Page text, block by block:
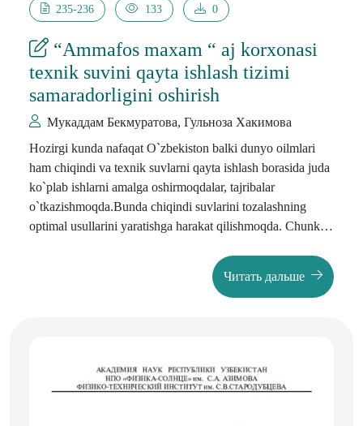
235-236 133 0
“Ammafos maxam “ aj korxonasi
texnik suvini qayta ishlash tizimi
samaradorligini oshirish
Мукаддам Бекмуратова, Гульноза Хакимова
Hozirgi kunda nafaqat O`zbekiston balki dunyo oilmlari
ham chiqindi va texnik suvlarni qayta ishlash borasida juda
ko`plab ishlarni amalga oshirmoqdalar, tajribalar
o`tkazishmoqda.Bunda chiqindi suvlarini tozalashning
optimal usullarini yaratishga harakat qilishmoqda. Chunki
albatta suvdan foydalaniladi. O`zbekiston respublikasi
Olmaliq shahrida joylashgan “AMMAFOS MAXAM “
kiradi. Sanoat maydoni 194.5gektar. Yiliga 217.5 ming
Читать дальше